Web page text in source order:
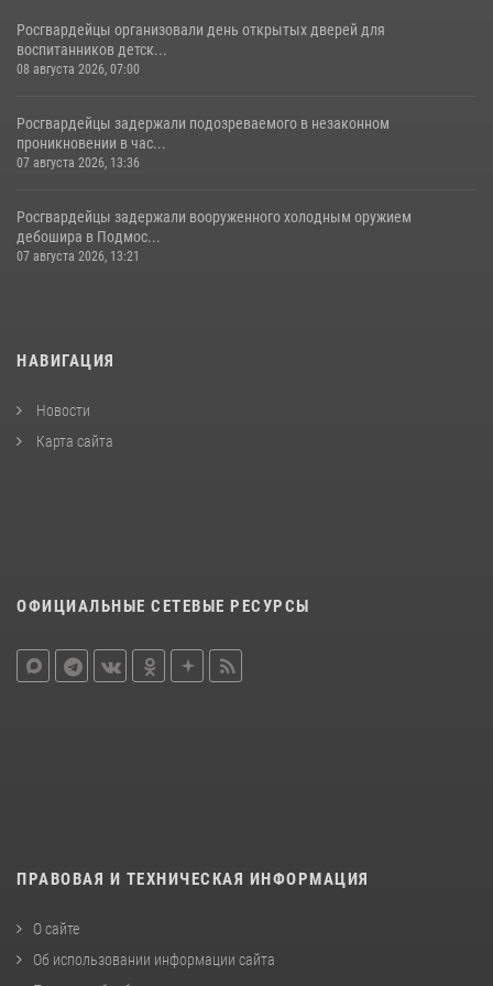
Росгвардейцы организовали день открытых дверей для
воспитанников детск...
08 августа 2026, 07:00
Росгвардейцы задержали подозреваемого в незаконном
проникновении в час...
07 августа 2026, 13:36
Росгвардейцы задержали вооруженного холодным оружием
дебошира в Подмос...
07 августа 2026, 13:21
НАВИГАЦИЯ
Новости
Карта сайта
ОФИЦИАЛЬНЫЕ СЕТЕВЫЕ РЕСУРСЫ
ПРАВОВАЯ И ТЕХНИЧЕСКАЯ ИНФОРМАЦИЯ
О сайте
Об использовании информации сайта